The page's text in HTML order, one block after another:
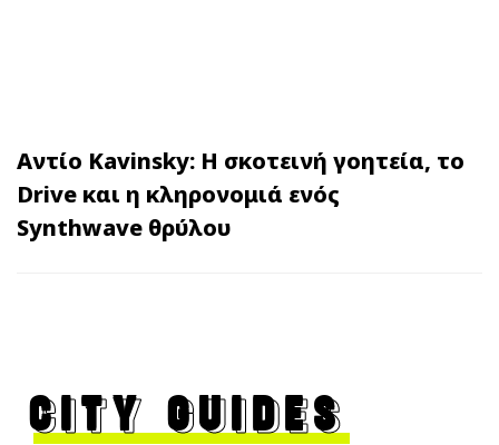
Αντίο Kavinsky: Η σκοτεινή γοητεία, το
Drive και η κληρονομιά ενός
Synthwave θρύλου
CITY GUIDES